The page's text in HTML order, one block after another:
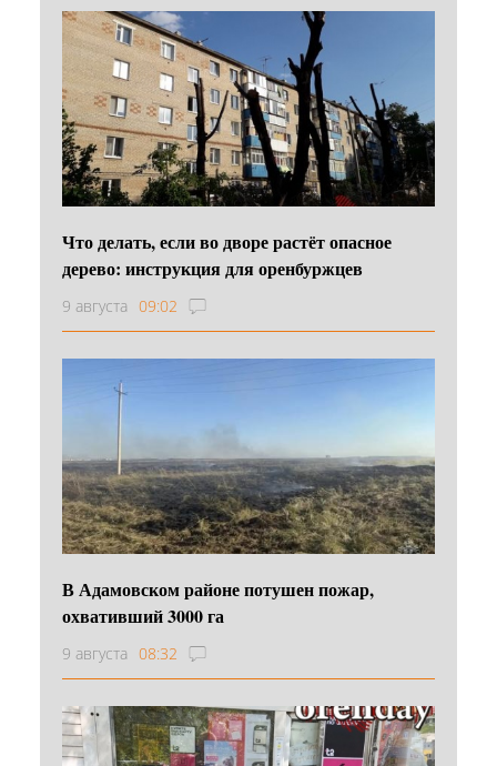
Что делать, если во дворе растёт опасное
дерево: инструкция для оренбуржцев
9 августа 09:02
В Адамовском районе потушен пожар,
охвативший 3000 га
9 августа 08:32